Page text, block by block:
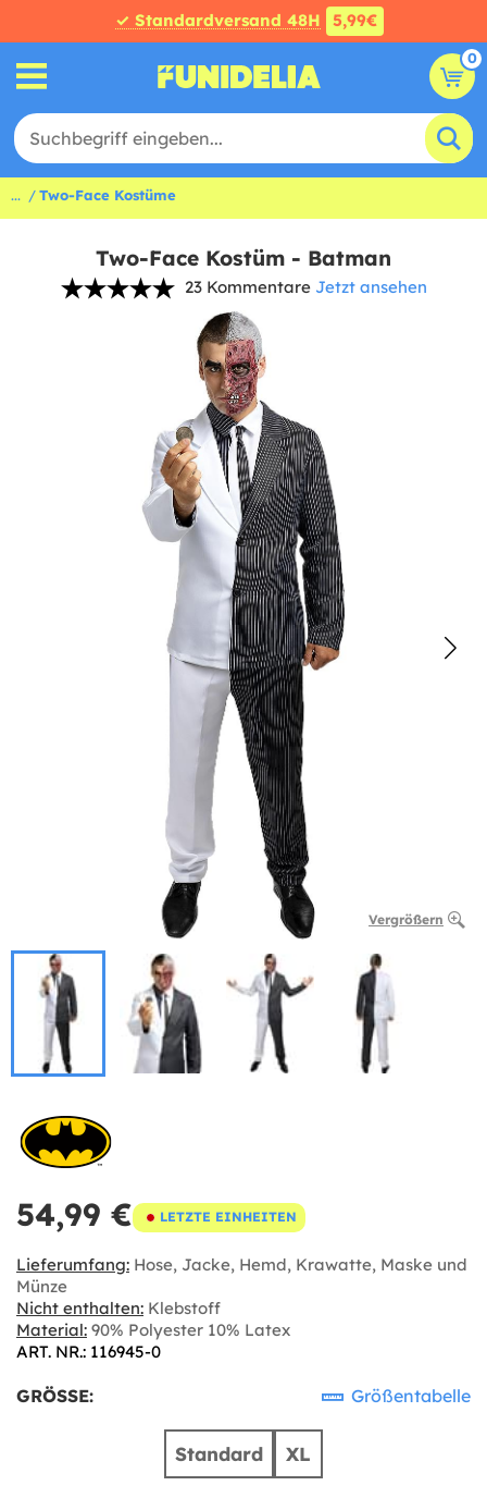
✓ Standardversand 48H 5,99€
0
... Two-Face Kostüme
Two-Face Kostüm - Batman
23 Kommentare Jetzt ansehen
Vergrößern
54,99 € LETZTE EINHEITEN
Lieferumfang: Hose, Jacke, Hemd, Krawatte, Maske und
Münze
Nicht enthalten: Klebstoff
Material: 90% Polyester 10% Latex
ART. NR.: 116945-0
GRÖSSE: Größentabelle
Standard XL